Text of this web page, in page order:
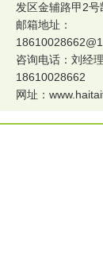
发区金辅路甲2号
邮箱地址：
咨询电话：刘经理
18610028662
网址：